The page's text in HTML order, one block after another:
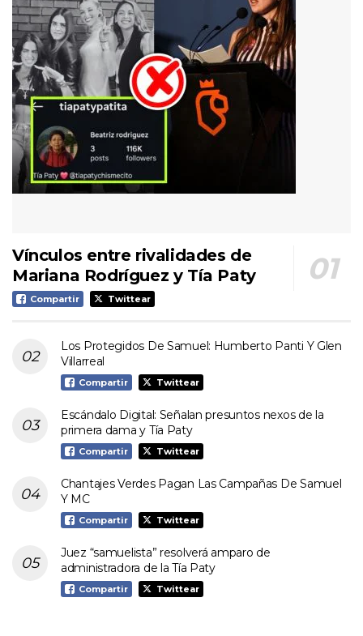
Vínculos entre rivalidades de
Mariana Rodríguez y Tía Paty
Compartir Twittear
Los Protegidos De Samuel: Humberto Panti Y Glen
Villarreal
Compartir Twittear
Escándalo Digital: Señalan presuntos nexos de la
primera dama y Tía Paty
Compartir Twittear
Chantajes Verdes Pagan Las Campañas De Samuel
Y MC
Compartir Twittear
Juez “samuelista” resolverá amparo de
administradora de la Tía Paty
Compartir Twittear